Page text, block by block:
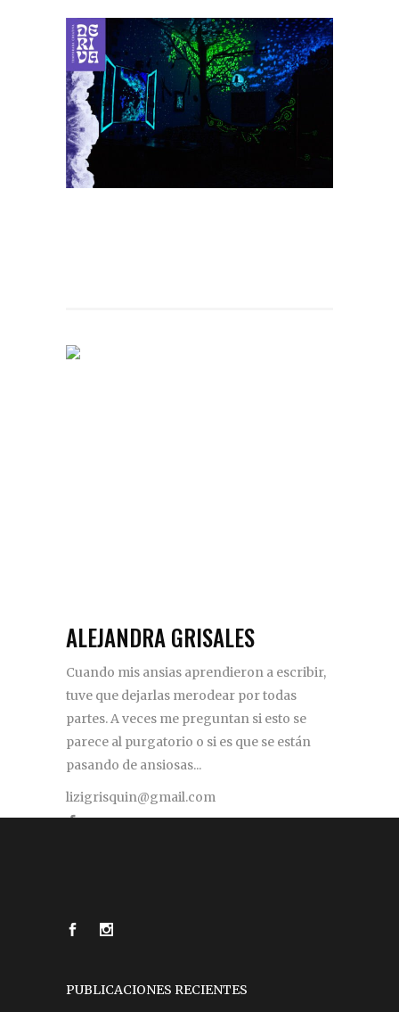
ALEJANDRA GRISALES
Cuando mis ansias aprendieron a escribir,
tuve que dejarlas merodear por todas
partes. A veces me preguntan si esto se
parece al purgatorio o si es que se están
pasando de ansiosas...
lizigrisquin@gmail.com
PUBLICACIONES RECIENTES